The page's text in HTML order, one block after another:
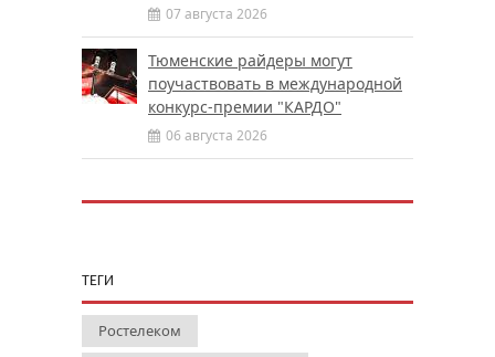
07 августа 2026
Тюменские райдеры могут
поучаствовать в международной
конкурс-премии "КАРДО"
06 августа 2026
ТЕГИ
Ростелеком